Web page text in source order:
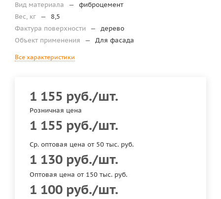
Вид материала
—
фиброцемент
Вес, кг —
8,5
Фактура поверхности
—
дерево
Объект применения
— Для фасада
Все характеристики
1 155 руб./шт.
Розничная цена
1 155 руб./шт.
Ср. оптовая цена от 50 тыс. руб.
1 130 руб./шт.
Оптовая цена от 150 тыс. руб.
1 100 руб./шт.